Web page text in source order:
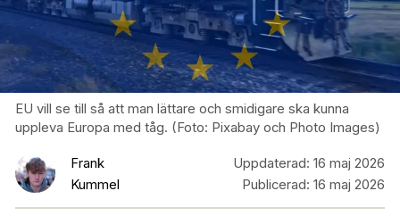
EU vill se till så att man lättare och smidigare ska kunna
uppleva Europa med tåg. (Foto: Pixabay och Photo Images)
Frank
Kummel
Uppdaterad: 16 maj 2026
Publicerad: 16 maj 2026